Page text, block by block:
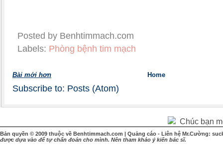
Posted by Benhtimmach.com
Labels: Phòng bệnh tim mạch
Bài mới hơn Home
Subscribe to: Posts (Atom)
Chúc bạn
Bản quyền © 2009 thuộc về Benhtimmach.com | Quảng cáo - Liên hệ Mr.Cường:
được dựa vào để tự chẩn đoán cho mình. Nên tham khảo ý kiến bác sĩ.